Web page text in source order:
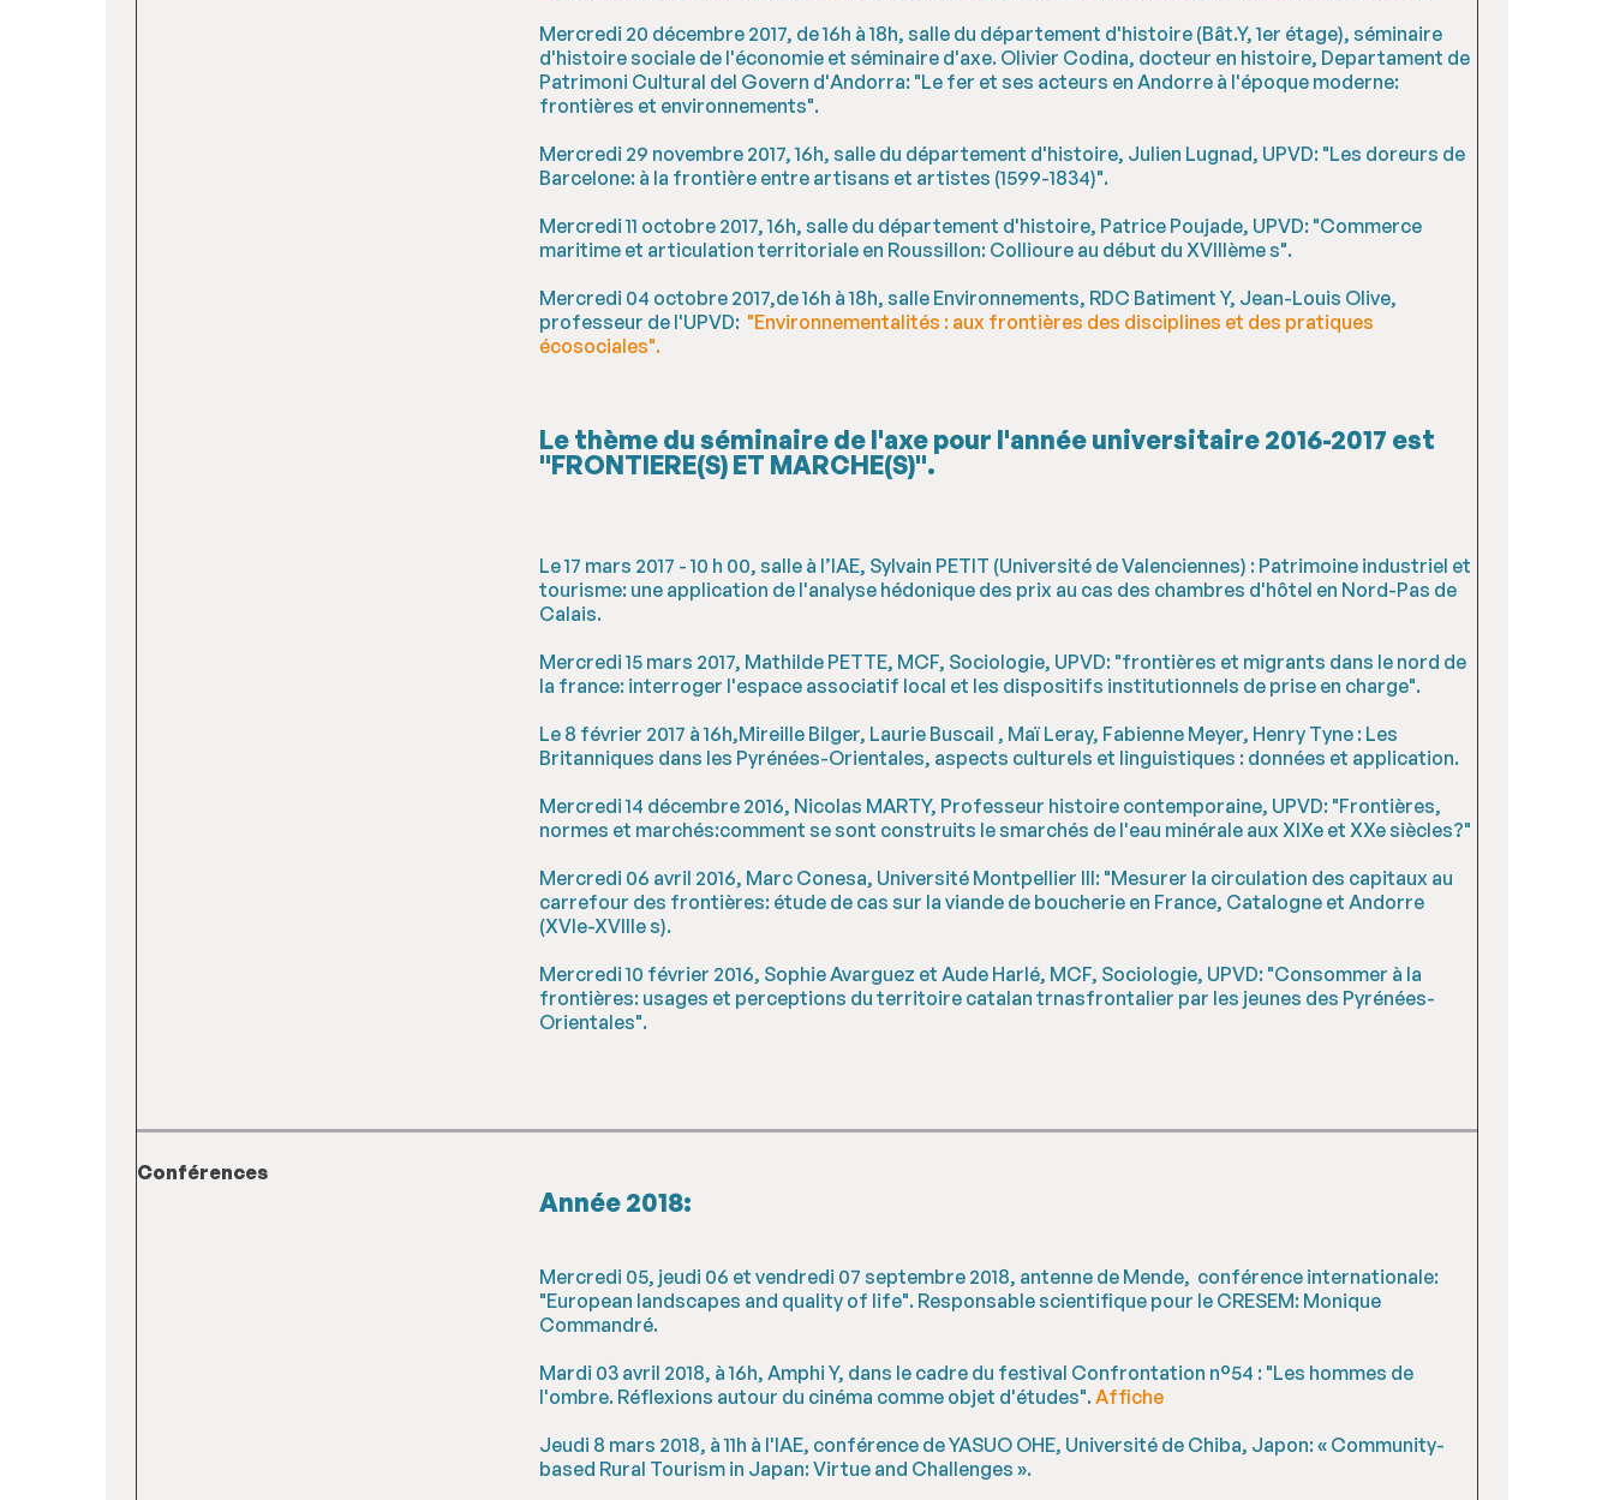
Mercredi 20 décembre 2017, de 16h à 18h, salle du département d'histoire (Bât.Y, 1er étage), séminaire
d'histoire sociale de l'économie et séminaire d'axe. Olivier Codina, docteur en histoire, Departament de
Patrimoni Cultural del Govern d'Andorra: "Le fer et ses acteurs en Andorre à l'époque moderne:
frontières et environnements".
Mercredi 29 novembre 2017, 16h, salle du département d'histoire, Julien Lugnad, UPVD: "Les doreurs de
Barcelone: à la frontière entre artisans et artistes (1599-1834)".
Mercredi 11 octobre 2017, 16h, salle du département d'histoire, Patrice Poujade, UPVD: "Commerce
maritime et articulation territoriale en Roussillon: Collioure au début du XVIIIème s".
Mercredi 04 octobre 2017,de 16h à 18h, salle Environnements, RDC Batiment Y, Jean-Louis Olive,
professeur de l'UPVD: "Environnementalités : aux frontières des disciplines et des pratiques
écosociales".
Le thème du séminaire de l'axe pour l'année universitaire 2016-2017 est
"FRONTIERE(S) ET MARCHE(S)".
Le 17 mars 2017 - 10 h 00, salle à l’IAE, Sylvain PETIT (Université de Valenciennes) : Patrimoine industriel et
tourisme: une application de l'analyse hédonique des prix au cas des chambres d'hôtel en Nord-Pas de
Calais.
Mercredi 15 mars 2017, Mathilde PETTE, MCF, Sociologie, UPVD: "frontières et migrants dans le nord de
la france: interroger l'espace associatif local et les dispositifs institutionnels de prise en charge".
Le 8 février 2017 à 16h,Mireille Bilger, Laurie Buscail , Maï Leray, Fabienne Meyer, Henry Tyne : Les
Britanniques dans les Pyrénées-Orientales, aspects culturels et linguistiques : données et application.
Mercredi 14 décembre 2016, Nicolas MARTY, Professeur histoire contemporaine, UPVD: "Frontières,
normes et marchés:comment se sont construits le smarchés de l'eau minérale aux XIXe et XXe siècles?"
Mercredi 06 avril 2016, Marc Conesa, Université Montpellier III: "Mesurer la circulation des capitaux au
carrefour des frontières: étude de cas sur la viande de boucherie en France, Catalogne et Andorre
(XVIe-XVIIIe s).
Mercredi 10 février 2016, Sophie Avarguez et Aude Harlé, MCF, Sociologie, UPVD: "Consommer à la
frontières: usages et perceptions du territoire catalan trnasfrontalier par les jeunes des Pyrénées-
Orientales".
Conférences
Année 2018:
Mercredi 05, jeudi 06 et vendredi 07 septembre 2018, antenne de Mende, conférence internationale:
"European landscapes and quality of life". Responsable scientifique pour le CRESEM: Monique
Commandré.
Mardi 03 avril 2018, à 16h, Amphi Y, dans le cadre du festival Confrontation n°54 : "Les hommes de
l'ombre. Réflexions autour du cinéma comme objet d'études".Affiche
Jeudi 8 mars 2018, à 11h à l'IAE, conférence de YASUO OHE, Université de Chiba, Japon: « Community-
based Rural Tourism in Japan: Virtue and Challenges ».